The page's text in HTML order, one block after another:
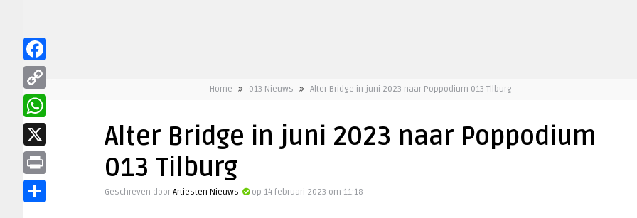
Home 013 Nieuws Alter Bridge in juni 2023 naar Poppodium 013 Tilburg
Alter Bridge in juni 2023 naar Poppodium
013 Tilburg
Geschreven door Artiesten Nieuws op 14 februari 2023 om 11:18
Facebook
Copy
Link
WhatsApp
X
Print